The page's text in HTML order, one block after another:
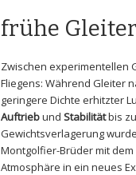
frühe
Zwischen ⁣experimentellen
Fliegens: Während Gleiter⁢
⁢geringere Dichte⁢ erhitzter
Auftriebund Stabilitätbis⁢ zu
Gewichtsverlagerung
Montgolfier-Brüder mit​
Atmosphäre in ​ein ​neues